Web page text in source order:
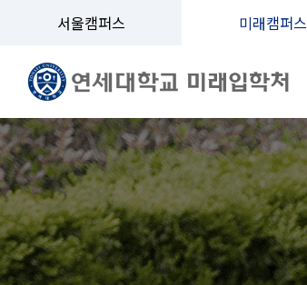
서울캠퍼스 미래캠퍼스